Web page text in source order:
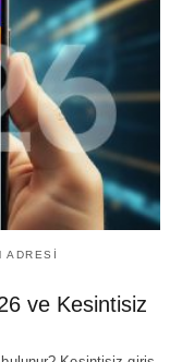
ADRESI
ve Kesintisiz